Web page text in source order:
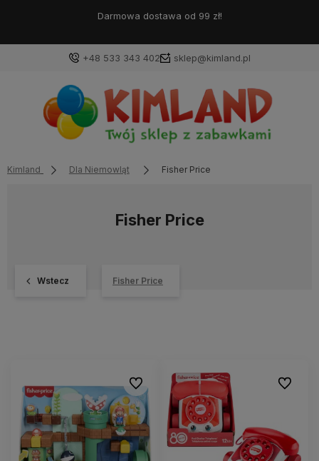
Darmowa dostawa od 99 zł!
+48 533 343 402 sklep@kimland.pl
Kimland Dla Niemowląt Fisher Price
Fisher Price
Wstecz Fisher Price
Do ulubionych Do